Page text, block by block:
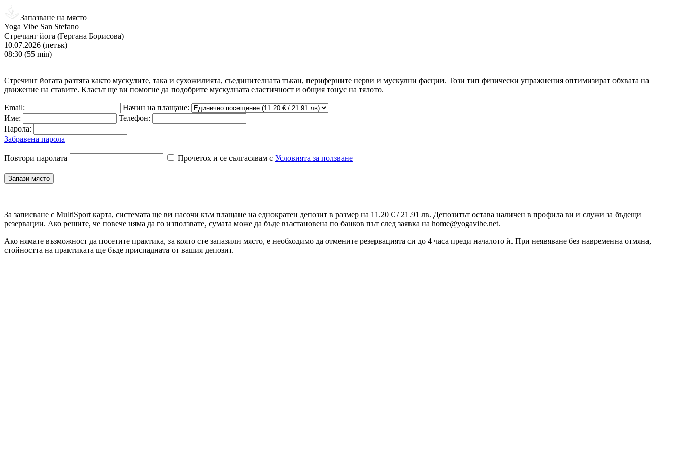
Запазване на място
Yoga Vibe San Stefano
Стречинг йога (Гергана Борисова)
10.07.2026 (петък)
08:30 (55 min)
Стречинг йогата разтяга както мускулите, така и сухожилията, съединителната тъкан, периферните нерви и мускулни фасции. Този тип физически упражнения оптимизират обхвата на
движение на ставите. Класът ще ви помогне да подобрите мускулната еластичност и общия тонус на тялото.
Email:
Начин на плащане:
Име:
Телефон:
Парола:
Забравена парола
Повтори паролата Прочетох и се сългасявам с Условията за ползване
За записване с MultiSport карта, системата ще ви насочи към плащане на еднократен депозит в размер на 11.20 € / 21.91 лв. Депозитът остава наличен в профила ви и служи за бъдещи
резервации. Ако решите, че повече няма да го използвате, сумата може да бъде възстановена по банков път след заявка на home@yogavibe.net.
Ако нямате възможност да посетите практика, за която сте запазили място, е необходимо да отмените резервацията си до 4 часа преди началото ѝ. При неявяване без навременна отмяна,
стойността на практиката ще бъде приспадната от вашия депозит.